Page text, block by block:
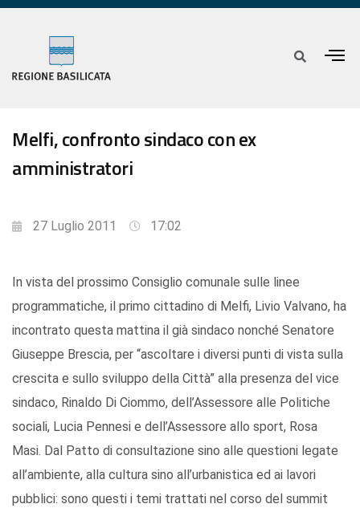
Melfi, confronto sindaco con ex
amministratori
27 Luglio 2011 17:02
In vista del prossimo Consiglio comunale sulle linee
programmatiche, il primo cittadino di Melfi, Livio Valvano, ha
incontrato questa mattina il già sindaco nonché Senatore
Giuseppe Brescia, per “ascoltare i diversi punti di vista sulla
crescita e sullo sviluppo della Città” alla presenza del vice
sindaco, Rinaldo Di Ciommo, dell’Assessore alle Politiche
sociali, Lucia Pennesi e dell’Assessore allo sport, Rosa
Masi. Dal Patto di consultazione sino alle questioni legate
all’ambiente, alla cultura sino all’urbanistica ed ai lavori
pubblici: sono questi i temi trattati nel corso del summit